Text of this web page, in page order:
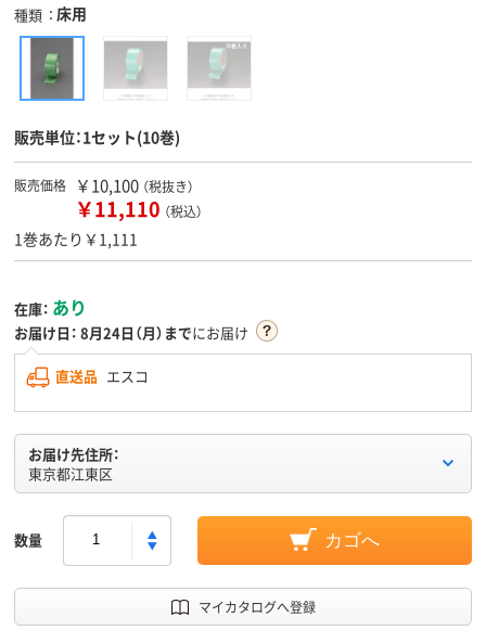
種類 床用
販売単位：1セット(10巻)
販売価格 ￥10,100 （税抜き）
￥11,110 （税込）
1巻あたり￥1,111
在庫： あり
お届け日： 8月24日（月）までにお届け
直送品 エスコ
お届け先住所：
東京都江東区
数量 カゴへ
マイカタログへ登録